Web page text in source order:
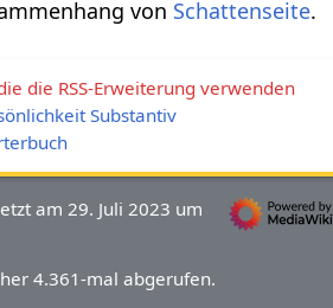
von Schattenseite.
die RSS-Erweiterung verwenden
Substantiv
am 29. Juli 2023 um
4.361-mal abgerufen.